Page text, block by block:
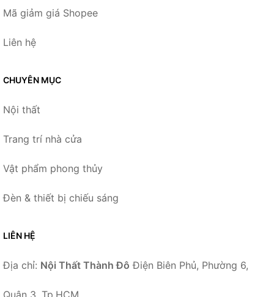
Mã giảm giá Shopee
Liên hệ
CHUYÊN MỤC
Nội thất
Trang trí nhà cửa
Vật phẩm phong thủy
Đèn & thiết bị chiếu sáng
LIÊN HỆ
Địa chỉ: Nội Thất Thành Đô Điện Biên Phủ, Phường 6,
Quận 3, Tp.HCM